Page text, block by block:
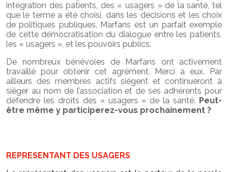
intégration des patients, des « usagers » de la santé, tel
que le terme a été choisi, dans les décisions et les choix
de politiques publiques, Marfans est un parfait exemple
de cette démocratisation du dialogue entre les patients,
les « usagers », et les pouvoirs publics.
De nombreux bénévoles de Marfans ont activement
travaillé pour obtenir cet agrément. Merci à eux. Par
ailleurs des membres actifs siègent et continueront à
siéger au nom de l’association et de ses adhérents pour
défendre les droits des « usagers » de la santé. Peut-
être même y participerez-vous prochainement ?
REPRESENTANT DES USAGERS